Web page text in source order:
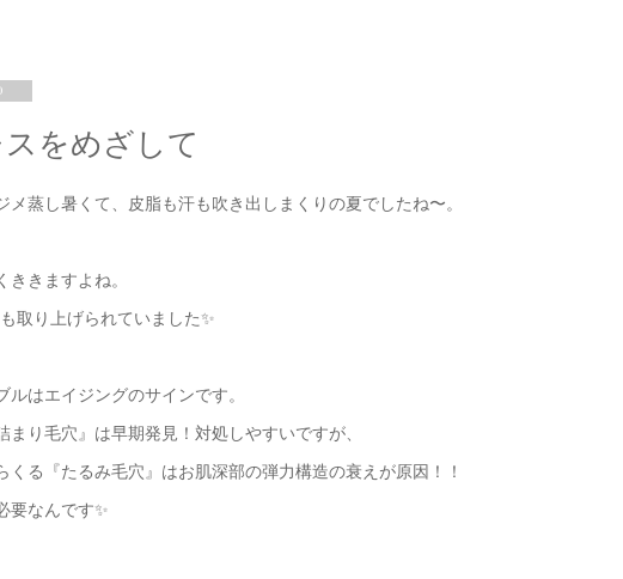
をめざして
メ蒸し暑くて、皮脂も汗も吹き出しまくりの夏でしたね〜。
ききますよね。
取り上げられていました✨
ルはエイジングのサインです。
まり毛穴』は早期発見！対処しやすいですが、
くる『たるみ毛穴』はお肌深部の弾力構造の衰えが原因！！
要なんです✨